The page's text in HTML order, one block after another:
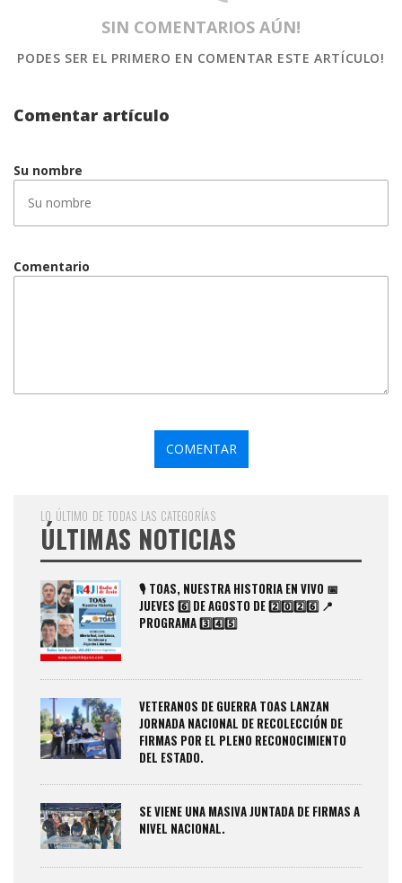
SIN COMENTARIOS AÚN!
PODES SER EL PRIMERO EN COMENTAR ESTE ARTÍCULO!
Comentar artículo
Su nombre
Comentario
LO ÚLTIMO DE TODAS LAS CATEGORÍAS
ÚLTIMAS NOTICIAS
🎙️ TOAS, NUESTRA HISTORIA EN VIVO 📅
JUEVES 6️⃣ DE AGOSTO DE 2️⃣0️⃣2️⃣6️⃣ 📍
PROGRAMA 3️⃣4️⃣5️⃣
VETERANOS DE GUERRA TOAS LANZAN
JORNADA NACIONAL DE RECOLECCIÓN DE
FIRMAS POR EL PLENO RECONOCIMIENTO
DEL ESTADO.
SE VIENE UNA MASIVA JUNTADA DE FIRMAS A
NIVEL NACIONAL.